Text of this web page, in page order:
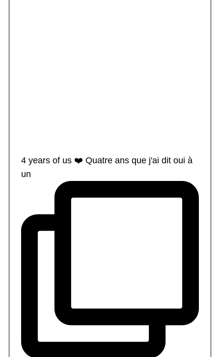
4 years of us ❤️ Quatre ans que j'ai dit oui à
un